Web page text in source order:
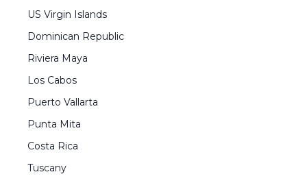
US Virgin Islands
Dominican Republic
Riviera Maya
Los Cabos
Puerto Vallarta
Punta Mita
Costa Rica
Tuscany